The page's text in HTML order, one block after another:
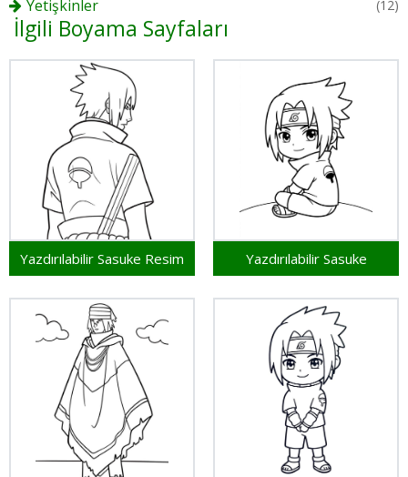
Yetişkinler (12)
İlgili Boyama Sayfaları
Yazdırılabilir Sasuke Resim Yazdırılabilir Sasuke